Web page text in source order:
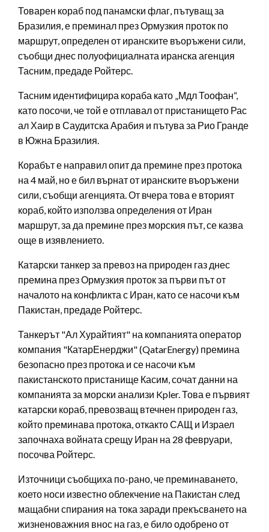
Товарен кораб под панамски флаг, пътуващ за
Бразилия, е преминал през Ормузкия проток по
маршрут, определен от иранските въоръжени сили,
съобщи днес полуофициалната иранска агенция
Тасним, предаде Ройтерс.
Тасним идентифицира кораба като „Мдл Тоофан“,
като посочи, че той е отплавал от пристанището Рас
ал Хаир в Саудитска Арабия и пътува за Рио Гранде
в Южна Бразилия.
Корабът е направил опит да премине през протока
на 4 май, но е бил върнат от иранските въоръжени
сили, съобщи агенцията. От вчера това е вторият
кораб, който използва определения от Иран
маршрут, за да премине през морския път, се казва
още в изявлението.
Катарски танкер за превоз на природен газ днес
премина през Ормузкия проток за първи път от
началото на конфликта с Иран, като се насочи към
Пакистан, предаде Ройтерс.
Танкерът "Ал Хурайтият" на компанията оператор
компания "КатарЕнерджи" (QatarEnergy) премина
безопасно през протока и се насочи към
пакистанското пристанище Касим, сочат данни на
компанията за морски анализи Kpler. Това е първият
катарски кораб, превозващ втечнен природен газ,
който преминава протока, откакто САЩ и Израел
започнаха войната срещу Иран на 28 февруари,
посочва Ройтерс.
Източници съобщиха по-рано, че преминаването,
което носи известно облекчение на Пакистан след
мащабни спирания на тока заради прекъсването на
жизненоважния внос на газ, е било одобрено от